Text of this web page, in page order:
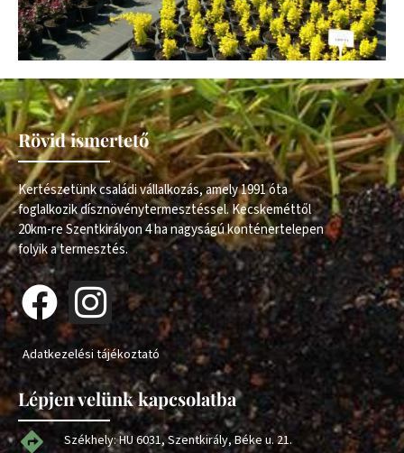
Rövid ismertető
Kertészetünk családi vállalkozás, amely 1991 óta
foglalkozik dísznövénytermesztéssel. Kecskeméttől
20km-re Szentkirályon 4 ha nagyságú konténertelepen
folyik a termesztés.
Adatkezelési tájékoztató
Lépjen velünk kapcsolatba
Székhely: HU 6031, Szentkirály, Béke u. 21.